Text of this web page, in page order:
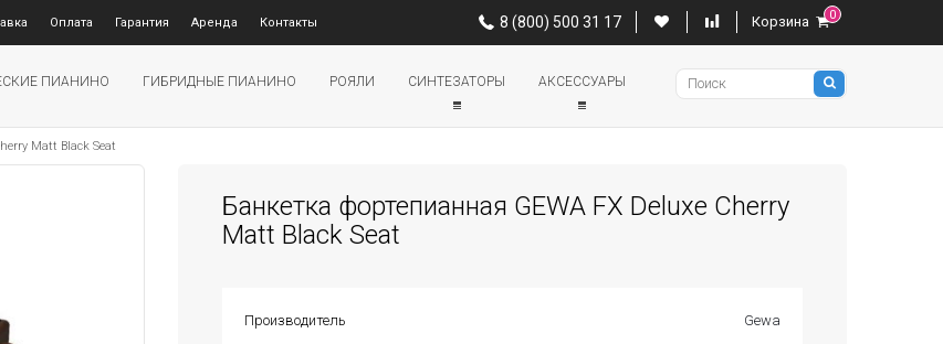
8 (800) 500 31 17 Корзина
Pianino
Оплата Гарантия Аренда Контакты 8 (800) 500 31 17 Корзина 0
ПИАНИНО ГИБРИДНЫЕ ПИАНИНО РОЯЛИ СИНТЕЗАТОРЫ АКСЕССУАРЫ
Matt Black Seat
Банкетка фортепианная GEWA FX Deluxe Cherry
Matt Black Seat
Производитель
Gewa